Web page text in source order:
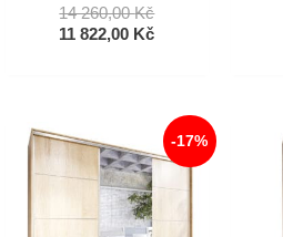
14 260,00KčPůvodní
Cena
11 822,00 KčAktuální
822,00 Kč.
-17%